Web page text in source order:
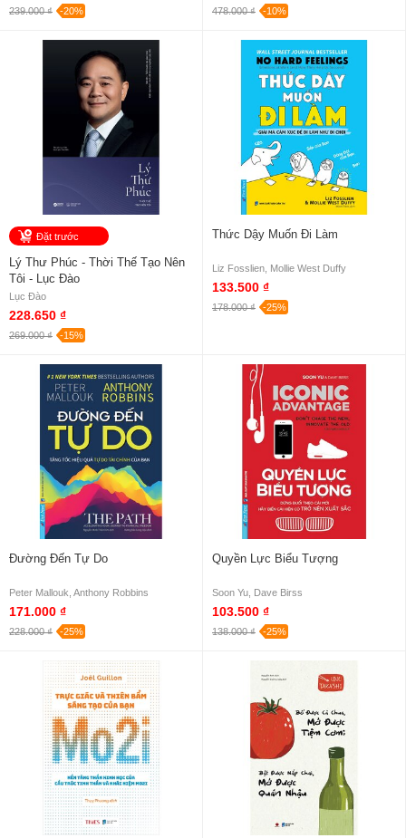
239.000 ₫ -20% 478.000 ₫ -10%
Đặt trước
Lý Thư Phúc - Thời Thế Tạo Nên
Tôi - Lục Đào
Lục Đào
228.650 ₫
269.000 ₫ -15%
Thức Dậy Muốn Đi Làm
Liz Fosslien, Mollie West Duffy
133.500 ₫
178.000 ₫ -25%
Đường Đến Tự Do
Peter Mallouk, Anthony Robbins
171.000 ₫
228.000 ₫ -25%
Quyền Lực Biểu Tượng
Soon Yu, Dave Birss
103.500 ₫
138.000 ₫ -25%